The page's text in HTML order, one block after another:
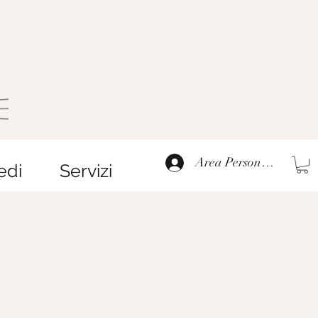
Servizi Area Personale